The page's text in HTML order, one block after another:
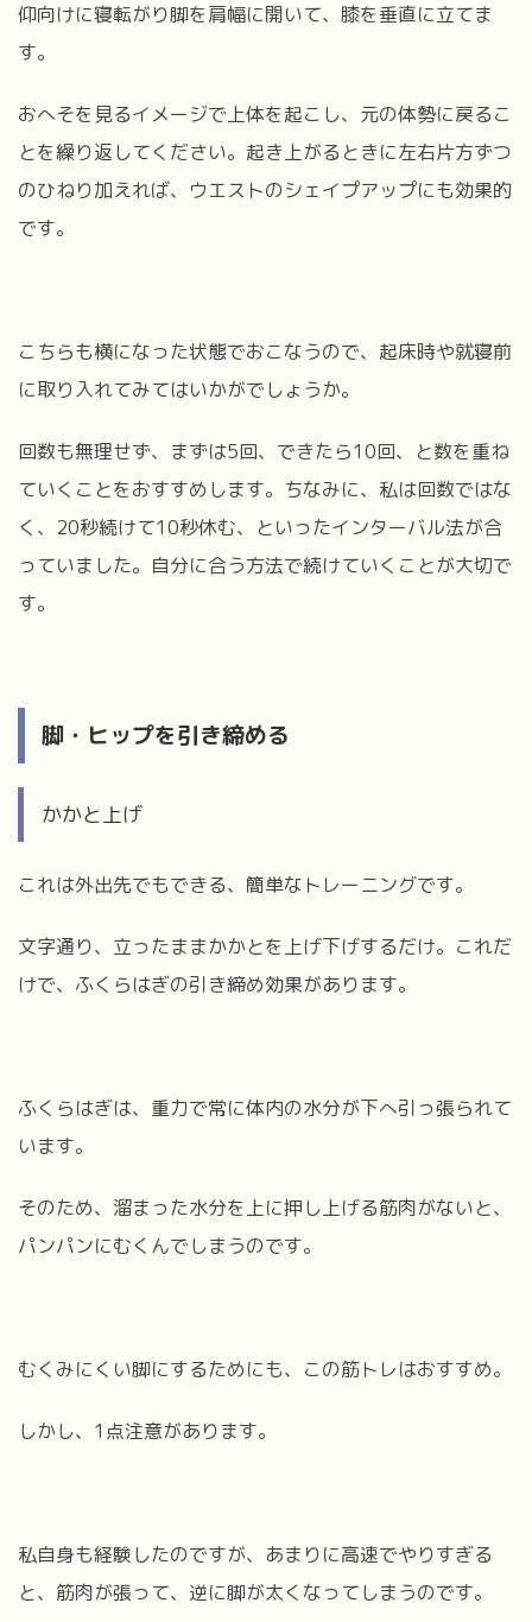
仰向けに寝転がり脚を肩幅に開いて、膝を垂直に立てま
す。
おへそを見るイメージで上体を起こし、元の体勢に戻るこ
とを繰り返してください。起き上がるときに左右片方ずつ
のひねり加えれば、ウエストのシェイプアップにも効果的
です。
こちらも横になった状態でおこなうので、起床時や就寝前
に取り入れてみてはいかがでしょうか。
回数も無理せず、まずは5回、できたら10回、と数を重ね
ていくことをおすすめします。ちなみに、私は回数ではな
く、 20秒続けて10秒休む、といったインターバル法が合
っていました。自分に合う方法で続けていくことが大切で
す。
脚・ヒップを引き締める
かかと上げ
これは外出先でもできる、簡単なトレーニングです。
文字通り、立ったままかかとを上げ下げするだけ。これだ
けで、ふくらはぎの引き締め効果があります。
ふくらはぎは、重力で常に体内の水分が下へ引っ張られて
います。
そのため、溜まった水分を上に押し上げる筋肉がないと、
パンパンにむくんでしまうのです。
むくみにくい脚にするためにも、この筋トレはおすすめ。
しかし、1点注意があります。
私自身も経験したのですが、あまりに高速でやりすぎる
と、筋肉が張って、逆に脚が太くなってしまうのです。